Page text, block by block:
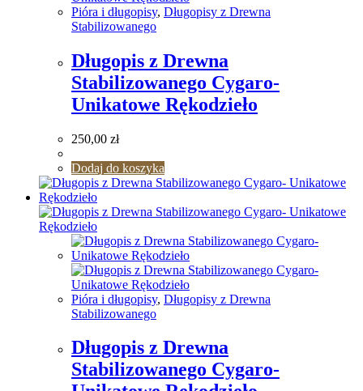
Pióra i długopisy, Długopisy z Drewna
Stabilizowanego
Długopis z Drewna
Stabilizowanego Cygaro-
Unikatowe Rękodzieło
250,00 zł
Dodaj do koszyka
Pióra i długopisy, Długopisy z Drewna
Stabilizowanego
Długopis z Drewna
Stabilizowanego Cygaro-